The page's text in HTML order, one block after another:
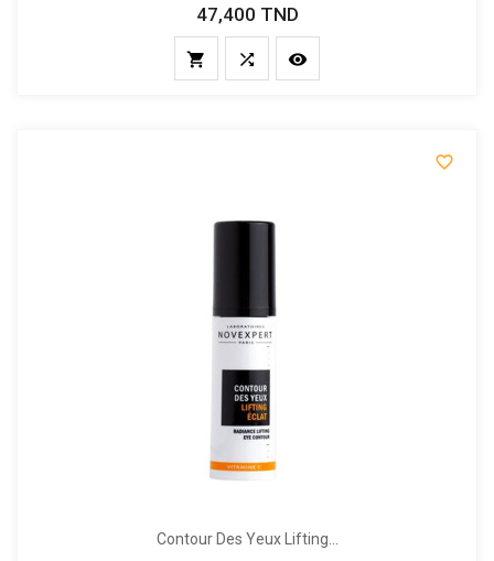
Prix
47,400 TND
  

Contour Des Yeux Lifting...